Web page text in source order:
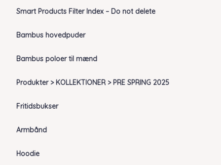
Smart Products Filter Index – Do not delete
Bambus hovedpuder
Bambus poloer til mænd
Produkter > KOLLEKTIONER > PRE SPRING 2025
Fritidsbukser
Armbånd
Hoodie